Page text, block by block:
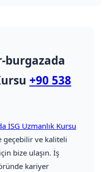
+90 538
İSG Uzmanlık Kursu
geçebilir ve kaliteli
bize ulaşın. İş
kariyer